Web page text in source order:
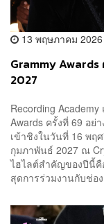
13 พฤษภาคม 2026
Grammy
2027
Recording
Awards ครั้งที่ 69 อย่
เข้าชิงในวันที่ 16 พฤ
กุมภาพันธ์ 2027 ณ
ไฮไลต์สำคัญของปีนี้คื
สุดการร่วมงานกับช่อ